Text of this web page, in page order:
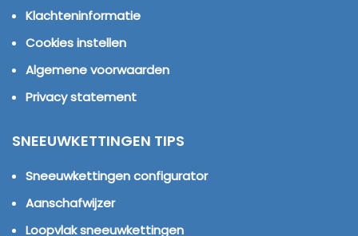
Klachteninformatie
Cookies instellen
Algemene voorwaarden
Privacy statement
SNEEUWKETTINGEN TIPS
Sneeuwkettingen configurator
Aanschafwijzer
Loopvlak sneeuwkettingen